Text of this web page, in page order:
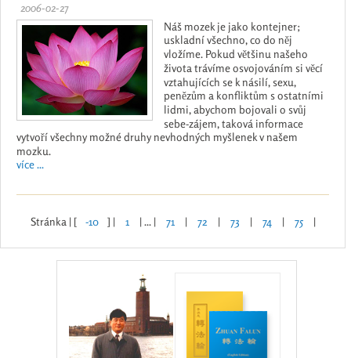
2006-02-27
Náš mozek je jako kontejner;
uskladní všechno, co do něj
vložíme. Pokud většinu našeho
života trávíme osvojováním si věcí
vztahujících se k násilí, sexu,
penězům a konfliktům s ostatními
lidmi, abychom bojovali o svůj
sebe-zájem, taková informace
vytvoří všechny možné druhy nevhodných myšlenek v našem
mozku.
více ...
Stránka | [ -10 ] | 1 | ... | 71 | 72 | 73 | 74 | 75 |